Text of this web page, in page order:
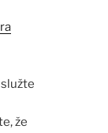
že